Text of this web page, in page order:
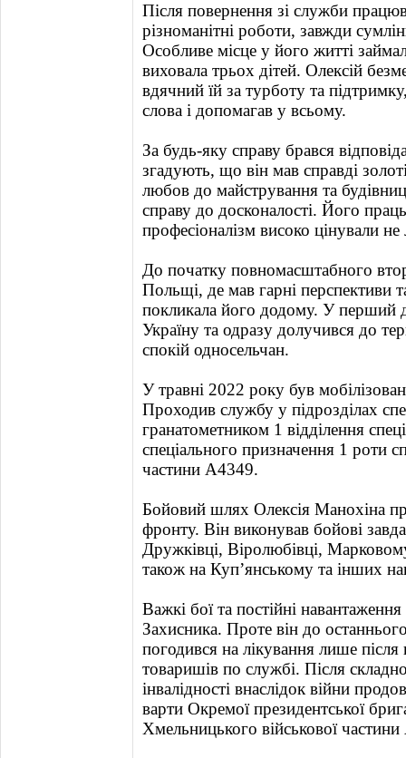
Після повернення зі служби
різноманітні роботи, завжди
Особливе місце у його житті
виховала трьох дітей. Олексій
вдячний їй за турботу та
слова і допомагав у всьому.
За будь-яку справу брався
згадують, що він мав справді
любов до майстрування та
справу до досконалості. Його
професіоналізм високо цінували
До початку повномасштабного
Польщі, де мав гарні перспективи
покликала його додому. У перший
Україну та одразу долучився до
спокій односельчан.
У травні 2022 року був
Проходив службу у підрозділах
гранатометником 1 відділення
спеціального призначення 1 роти
частини А4349.
Бойовий шлях Олексія Манохіна
фронту. Він виконував бойові
Дружківці, Віролюбівці,
також на Куп’янському та інших
Важкі бої та постійні
Захисника. Проте він до
погодився на лікування лише
товаришів по службі. Після
інвалідності внаслідок війни
варти Окремої президентської
Хмельницького військової